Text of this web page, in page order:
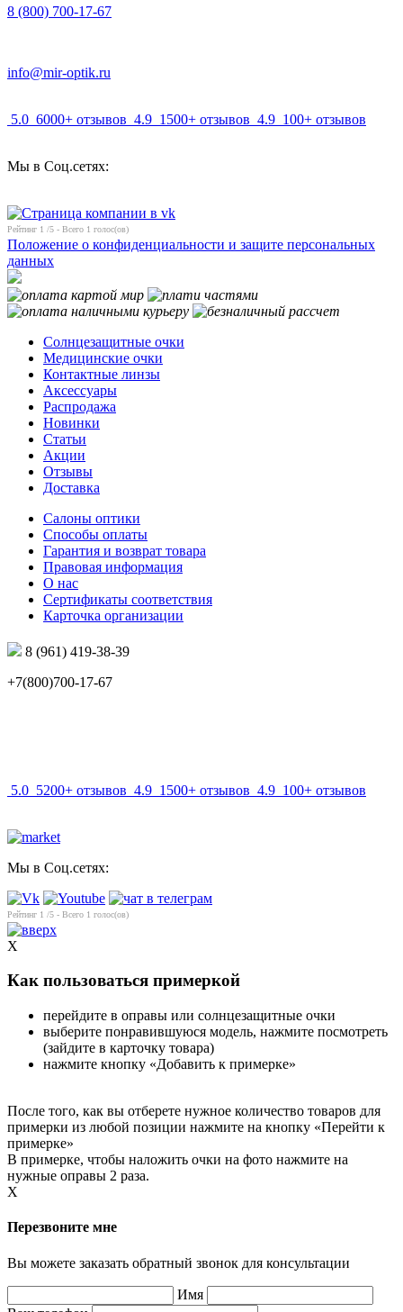
8 (800) 700-17-67
info@mir-optik.ru
5.0 6000+ отзывов 4.9 1500+ отзывов 4.9 100+ отзывов
Мы в Соц.сетях:
Рейтинг 1 /5 - Всего 1 голос(ов)
Положение о конфиденциальности и защите персональных
данных
Солнцезащитные очки
Медицинские очки
Контактные линзы
Аксессуары
Распродажа
Новинки
Статьи
Акции
Отзывы
Доставка
Салоны оптики
Способы оплаты
Гарантия и возврат товара
Правовая информация
О нас
Сертификаты соответствия
Карточка организации
8 (961) 419-38-39
+7(800)700-17-67
5.0 5200+ отзывов 4.9 1500+ отзывов 4.9 100+ отзывов
Мы в Соц.сетях:
Рейтинг 1 /5 - Всего 1 голос(ов)
X
Как пользоваться примеркой
перейдите в оправы или солнцезащитные очки
выберите понравившуюся модель, нажмите посмотреть
(зайдите в карточку товара)
нажмите кнопку «Добавить к примерке»
После того, как вы отберете нужное количество товаров для
примерки из любой позиции нажмите на кнопку «Перейти к
примерке»
В примерке, чтобы наложить очки на фото нажмите на
нужные оправы 2 раза.
X
Перезвоните мне
Вы можете заказать обратный звонок для консультации
Имя